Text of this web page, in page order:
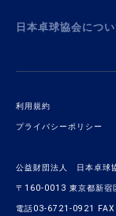
日本卓球協会につい
利用規約
プライバシーポリシー
公益財団法人 日本卓球
〒160-0013 東京都新
電話03-6721-0921